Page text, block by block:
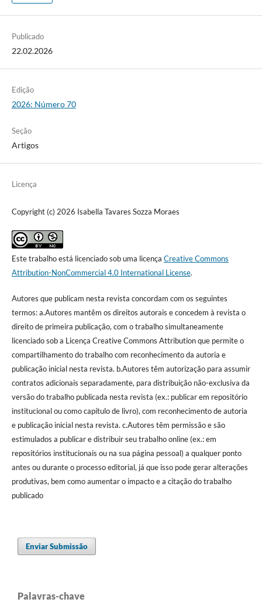
Publicado
22.02.2026
Edição
2026: Número 70
Seção
Artigos
Licença
Copyright (c) 2026 Isabella Tavares Sozza Moraes
Este trabalho está licenciado sob uma licença Creative Commons
Attribution-NonCommercial 4.0 International License.
Autores que publicam nesta revista concordam com os seguintes
termos: a.Autores mantêm os direitos autorais e concedem à revista o
direito de primeira publicação, com o trabalho simultaneamente
licenciado sob a Licença Creative Commons Attribution que permite o
compartilhamento do trabalho com reconhecimento da autoria e
publicação inicial nesta revista. b.Autores têm autorização para assumir
contratos adicionais separadamente, para distribuição não-exclusiva da
versão do trabalho publicada nesta revista (ex.: publicar em repositório
institucional ou como capítulo de livro), com reconhecimento de autoria
e publicação inicial nesta revista. c.Autores têm permissão e são
estimulados a publicar e distribuir seu trabalho online (ex.: em
repositórios institucionais ou na sua página pessoal) a qualquer ponto
antes ou durante o processo editorial, já que isso pode gerar alterações
produtivas, bem como aumentar o impacto e a citação do trabalho
publicado
Enviar Submissão
Palavras-chave